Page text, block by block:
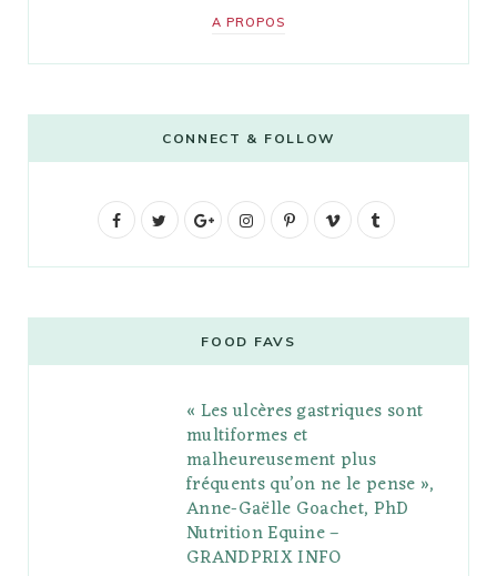
A PROPOS
CONNECT & FOLLOW
F
b
t
G
g
l
e
P
l
s
I
t
a
g
r
a
P
e
r
e
s
V
o
l
r
FOOD FAVS
« Les ulcères gastriques sont
multiformes et
malheureusement plus
fréquents qu’on ne le pense »,
Anne-Gaëlle Goachet, PhD
Nutrition Equine –
GRANDPRIX INFO